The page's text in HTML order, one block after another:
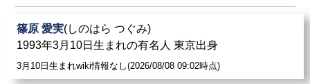
篠原 愛実(しのはら つぐみ)
1993年3月10日生まれの有名人 東京出身
3月10日生まれwiki情報なし(2026/08/08 09:02時点)